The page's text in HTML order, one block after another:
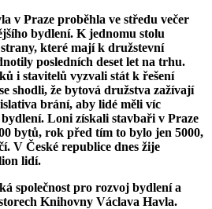
v Praze proběhla ve středu večer
bydlení. K jednomu stolu
strany, které mají k družstevní
posledních deset let na trhu.
i stavitelů vyzvali stát k řešení
shodli, že bytová družstva zažívají
brání, aby lidé měli víc
Loni získali stavbaři v Praze
bytů, rok před tím to bylo jen 5000,
V České republice dnes žije
lidí.
společnost pro rozvoj bydlení a
Knihovny Václava Havla.